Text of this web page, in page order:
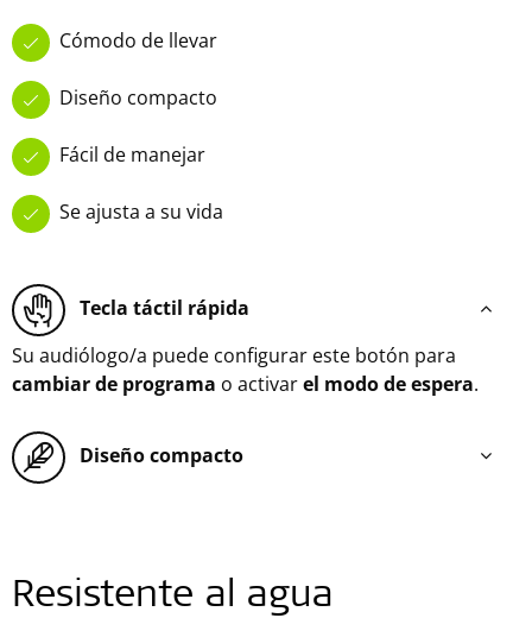
Cómodo de llevar
Diseño compacto
Fácil de manejar
Se ajusta a su vida
Tecla táctil rápida
Su audiólogo/a puede configurar este botón para
cambiar de programa o activarel modo de espera.
Diseño compacto
Resistente al agua